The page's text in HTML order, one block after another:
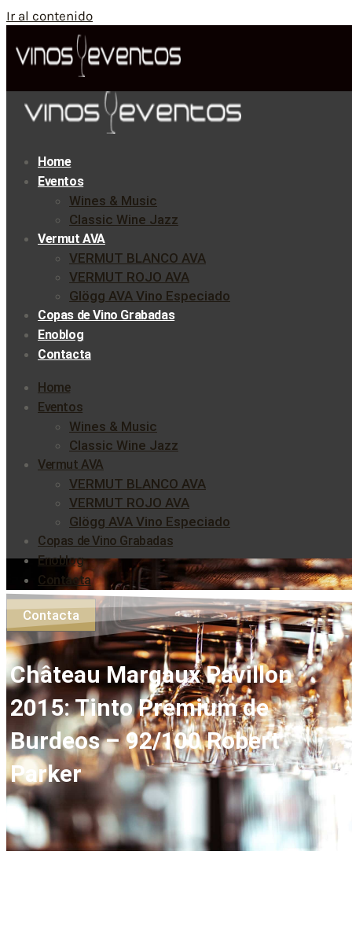
Ir al contenido
Home
Eventos
Wines & Music
Classic Wine Jazz
Vermut AVA
VERMUT BLANCO AVA
VERMUT ROJO AVA
Glögg AVA Vino Especiado
Copas de Vino Grabadas
Enoblog
Contacta
Home
Eventos
Wines & Music
Classic Wine Jazz
Vermut AVA
VERMUT BLANCO AVA
VERMUT ROJO AVA
Glögg AVA Vino Especiado
Copas de Vino Grabadas
Enoblog
Contacta
Contacta
Château Margaux Pavillon
2015: Tinto Premium de
Burdeos – 92/100 Robert
Parker